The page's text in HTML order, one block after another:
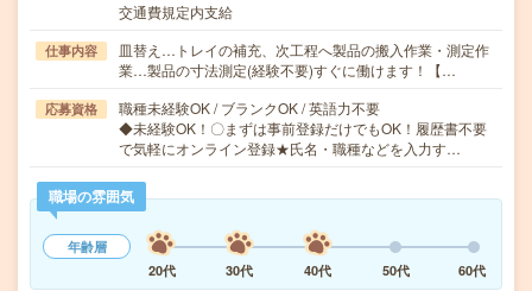
交通費規定内支給
仕事内容
皿替え…トレイの補充、次工程へ製品の搬入作業・測定作
業…製品の寸法測定(経験不要)すぐに働けます！【…
応募資格
職種未経験OK / ブランクOK / 英語力不要
◆未経験OK！〇まずは事前登録だけでもOK！履歴書不要
で気軽にオンライン登録★氏名・職種などを入力す…
職場の雰囲気
年齢層
20代
30代 40代 50代 60代